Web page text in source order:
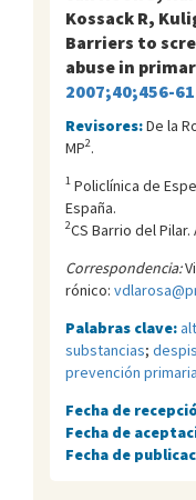
Kossack R,
Barriers to
abuse in
2007;40;456-61
Revisores:De la
MP2.
1 Policlí­nica de
España.
2CS Barrio del Pilar.
Correspondencia:
rónico:
Palabras clave:
substancias;
prevención primaria
Fecha de
Fecha de
Fecha de